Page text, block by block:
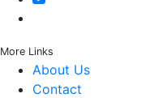
More Links
About Us
Contact